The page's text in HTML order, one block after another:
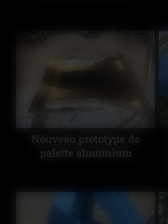
Nouveau prototype de
palette aluminium